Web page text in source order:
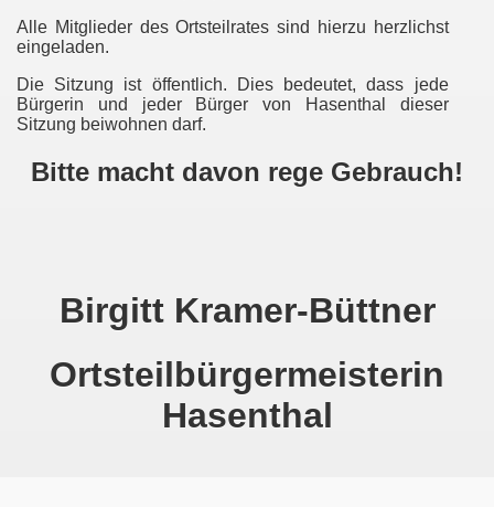
Alle Mitglieder des Ortsteilrates sind hierzu herzlichst
eingeladen.
Die Sitzung ist öffentlich. Dies bedeutet, dass jede
Bürgerin und jeder Bürger von Hasenthal dieser
Sitzung beiwohnen darf.
Bitte macht davon rege Gebrauch!
Birgitt Kramer-Büttner
Ortsteilbürgermeisterin
Hasenthal